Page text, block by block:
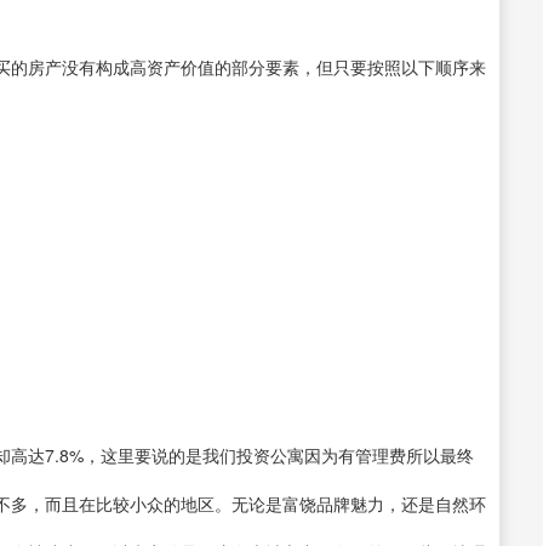
房产没有构成高资产价值的部分要素，但只要按照以下顺序来
达7.8%，这里要说的是我们投资公寓因为有管理费所以最终
，而且在比较小众的地区。无论是富饶品牌魅力，还是自然环